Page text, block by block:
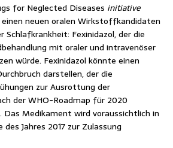
for Neglected Diseases initiative
neuen oralen Wirkstoffkandidaten
Schlafkrankheit: Fexinidazol, der die
mit oraler und intravenöser
würde. Fexinidazol könnte einen
darstellen, der die
zur Ausrottung der
der WHO-Roadmap für 2020
Medikament wird voraussichtlich in
Jahres 2017 zur Zulassung